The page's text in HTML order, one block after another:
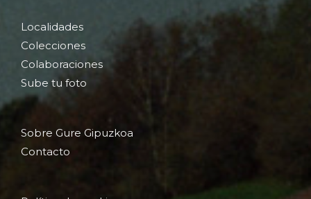
Localidades
Colecciones
Colaboraciones
Sube tu foto
Sobre Gure Gipuzkoa
Contacto